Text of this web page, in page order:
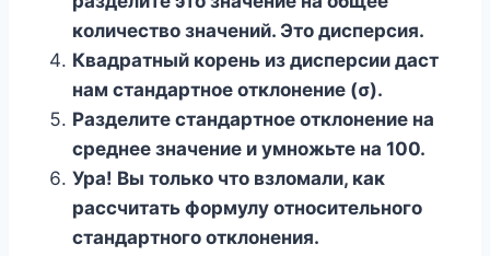
количество значений. Это дисперсия.
Квадратный корень из дисперсии даст
нам стандартное отклонение (σ).
Разделите стандартное отклонение на
среднее значение и умножьте на 100.
Ура! Вы только что взломали, как
рассчитать формулу относительного
стандартного отклонения.